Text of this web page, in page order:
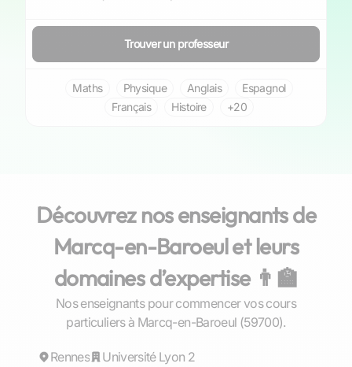
Trouver un professeur
Maths Physique Anglais
Espagnol
Français
Histoire +20
Découvrez nos enseignants de
Marcq-en-Baroeul et leurs
domaines d’expertise 👨‍🏫
Nos enseignants pour commencer vos cours
particuliers à Marcq-en-Baroeul (59700).
Répond rapidement
Gaël
Rennes
Université Lyon 2